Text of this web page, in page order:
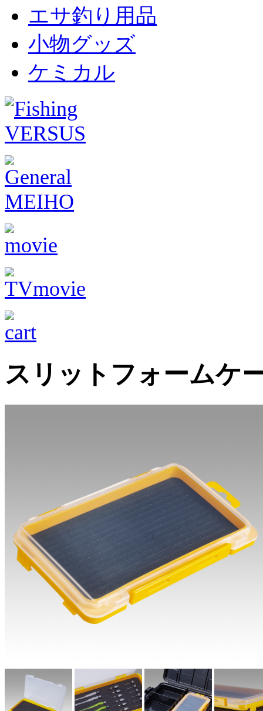
エサ釣り用品
小物グッズ
ケミカル
スリットフォームケ